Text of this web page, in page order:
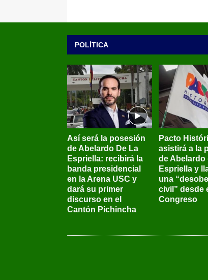
POLÍTICA
Así será la posesión
de Abelardo De La
Espriella: recibirá la
banda presidencial
en la Arena USC y
dará su primer
discurso en el
Cantón Pichincha
Pacto
asistirá a la
de Abelardo
Espriella y
una
civil” desde
Congreso